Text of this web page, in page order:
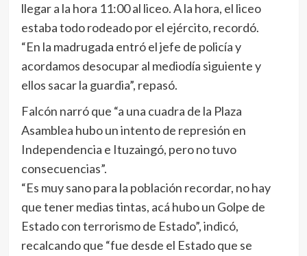
llegar a la hora 11:00 al liceo. A la hora, el liceo
estaba todo rodeado por el ejército, recordó.
“En la madrugada entró el jefe de policía y
acordamos desocupar al mediodía siguiente y
ellos sacar la guardia”, repasó.
Falcón narró que “a una cuadra de la Plaza
Asamblea hubo un intento de represión en
Independencia e Ituzaingó, pero no tuvo
consecuencias”.
“Es muy sano para la población recordar, no hay
que tener medias tintas, acá hubo un Golpe de
Estado con terrorismo de Estado”, indicó,
recalcando que “fue desde el Estado que se